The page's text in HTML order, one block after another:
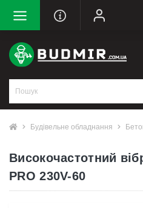
Будівельне обладнання
Високочастотний
PRO 230V-60